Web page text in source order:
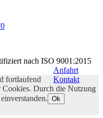
nach ISO 9001:2015
Anfahrt
Kontakt
fortlaufend
Cookies. Durch die Nutzung
Ok